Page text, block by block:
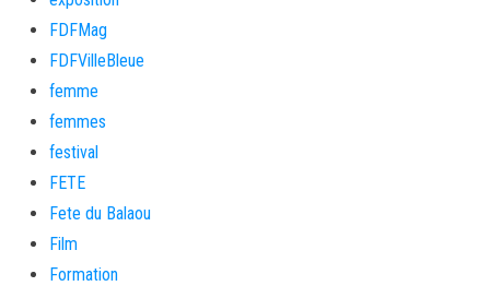
FDFMag
FDFVilleBleue
femme
femmes
festival
FETE
Fete du Balaou
Film
Formation